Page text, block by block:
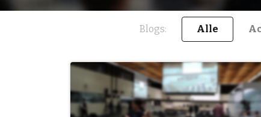
Blogs: Alle